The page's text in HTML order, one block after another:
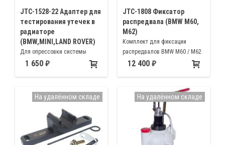
JTC-1528-22 Адаптер для
тестирования утечек в
радиаторе
(BMW,MINI,LAND ROVER)
Для опрессовки системы
охлаждения при проверке
(Mini), Ленд Ровер (Land Rover)
1 650
JTC-1808 Фиксатор
распредвала (BMW M60,
M62)
Комплект для фиксации
распредвалов BMW M60 / M62
без системы VANOS
12 400
На удалённом складе На удалённом складе